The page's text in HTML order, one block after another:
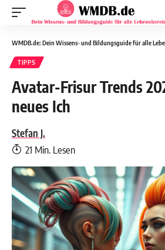
WMDB.de: Dein Wissens- und Bildungsguide für alle
TIPPS
Avatar-Frisur Trends
neues Ich
Stefan J.
21 Min. Lesen